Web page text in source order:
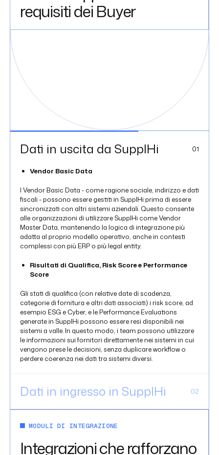
requisiti dei Buyer
Dati in uscita da SupplHi 01
Vendor Basic Data
I Vendor Basic Data - come ragione sociale, indirizzo e dati
fiscali - possono essere gestiti in SupplHi prima di essere
sincronizzati con altri sistemi aziendali. Questo consente
alle organizzazioni di utilizzare SupplHi come Vendor
Master Data, mantenendo la logica di integrazione più
adatta al proprio modello operativo, anche in contesti
complessi con più ERP o più legal entity.
Risultati di Qualifica, Risk Score e Performance
Score
Gli stati di qualifica (con relative date di scadenza,
categorie di fornitura e altri dati associati) i risk score, ad
esempio ESG e Cyber, e le Performance Evaluations
generate in SupplHi possono essere resi disponibili nei
sistemi a valle. In questo modo, i team possono utilizzare
le informazioni sui fornitori direttamente nei sistemi in cui
vengono prese le decisioni, senza duplicare workflow o
perdere coerenza nei dati tra sistemi diversi.
Dati in ingresso in SupplHi 02
alle consegne, non conformità e dati di progetto possono
confluire in SupplHi e attivare processi successivi, come
MODULI DI INTEGRAZIONE
Integrazioni che rafforzano